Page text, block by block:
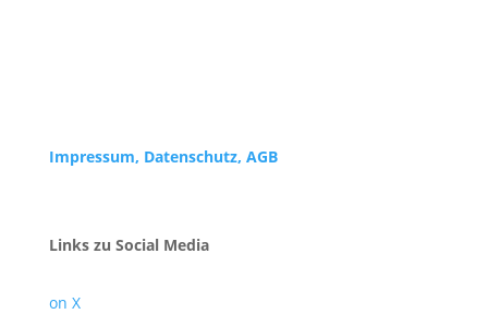
Impressum, Datenschutz, AGB
Links zu Social Media
on X